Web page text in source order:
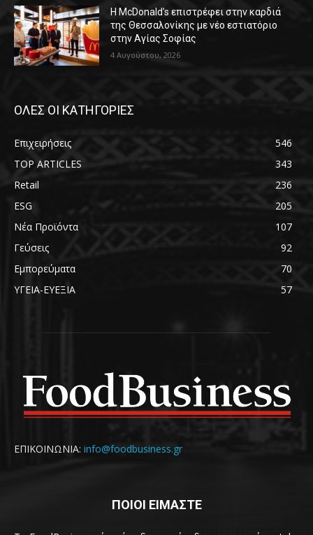
Η McDonald’s επιστρέφει στην καρδιά
της Θεσσαλονίκης με νέο εστιατόριο
στην Αγίας Σοφίας
4 Αυγούστου, 2026
ΟΛΕΣ ΟΙ ΚΑΤΗΓΟΡΙΕΣ
Επιχειρήσεις
546
TOP ARTICLES
343
Retail
236
ESG
205
Νέα Προϊόντα
107
Γεύσεις
92
Εμπορεύματα
70
ΥΓΕΙΑ-ΕΥΕΞΙΑ
57
ΕΠΙΚΟΙΝΩΝΙΑ: info@foodbusiness.gr
ΠΟΙΟΙ ΕΙΜΑΣΤΕ